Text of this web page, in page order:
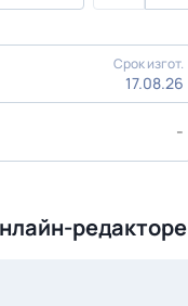
Срок изгот.
17.08.26
-
редакторе